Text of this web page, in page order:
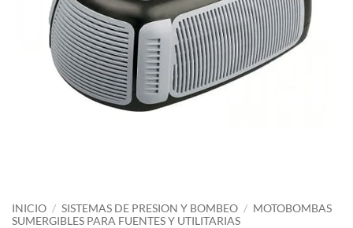
INICIO / SISTEMAS DE PRESION Y BOMBEO / MOTOBOMBAS
SUMERGIBLES PARA FUENTES Y UTILITARIAS